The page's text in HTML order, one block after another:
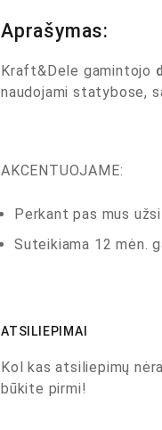
Aprašymas:
Kraft&Dele gamintojo
naudojami statybose,
AKCENTUOJAME:
Perkant pas mus
Suteikiama 12 mėn.
ATSILIEPIMAI
Kol kas atsiliepimų
būkite pirmi!